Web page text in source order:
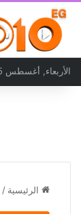
الأربعاء, أغسطس 5 2026
الرئيسية /